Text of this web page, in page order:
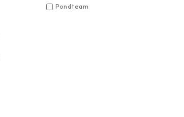
Pondteam